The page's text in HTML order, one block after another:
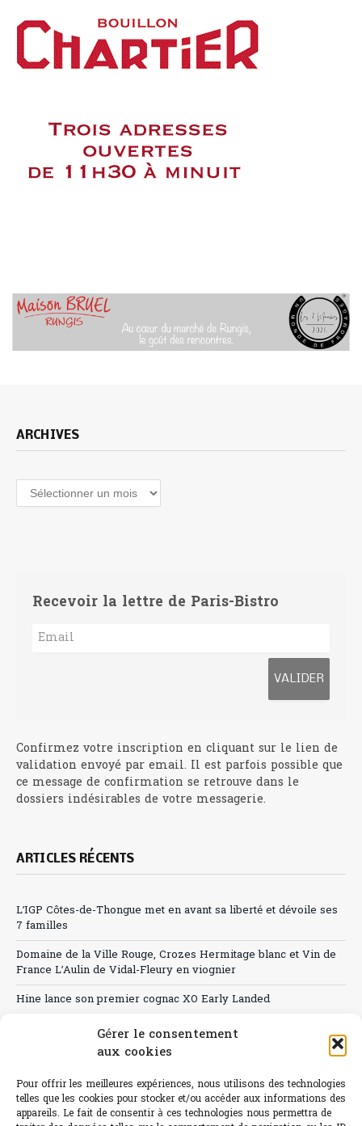
Gérer le consentement
aux cookies
Pour offrir les meilleures expériences, nous utilisons des technologies
telles que les cookies pour stocker et/ou accéder aux informations des
appareils. Le fait de consentir à ces technologies nous permettra de
ARCHIVES
Archives
Recevoir la lettre de Paris-Bistro
Confirmez votre inscription en cliquant sur le lien de
validation envoyé par email. Il est parfois possible que
ce message de confirmation se retrouve dans le
dossiers indésirables de votre messagerie.
ARTICLES RÉCENTS
L’IGP Côtes-de-Thongue met en avant sa liberté et dévoile ses
7 familles
Domaine de la Ville Rouge, Crozes Hermitage blanc et Vin de
France L’Aulin de Vidal-Fleury en viognier
Hine lance son premier cognac XO Early Landed
Canicule : A quand le CHR à « l’heure espagnole » ?
Sélection de rosés 2026